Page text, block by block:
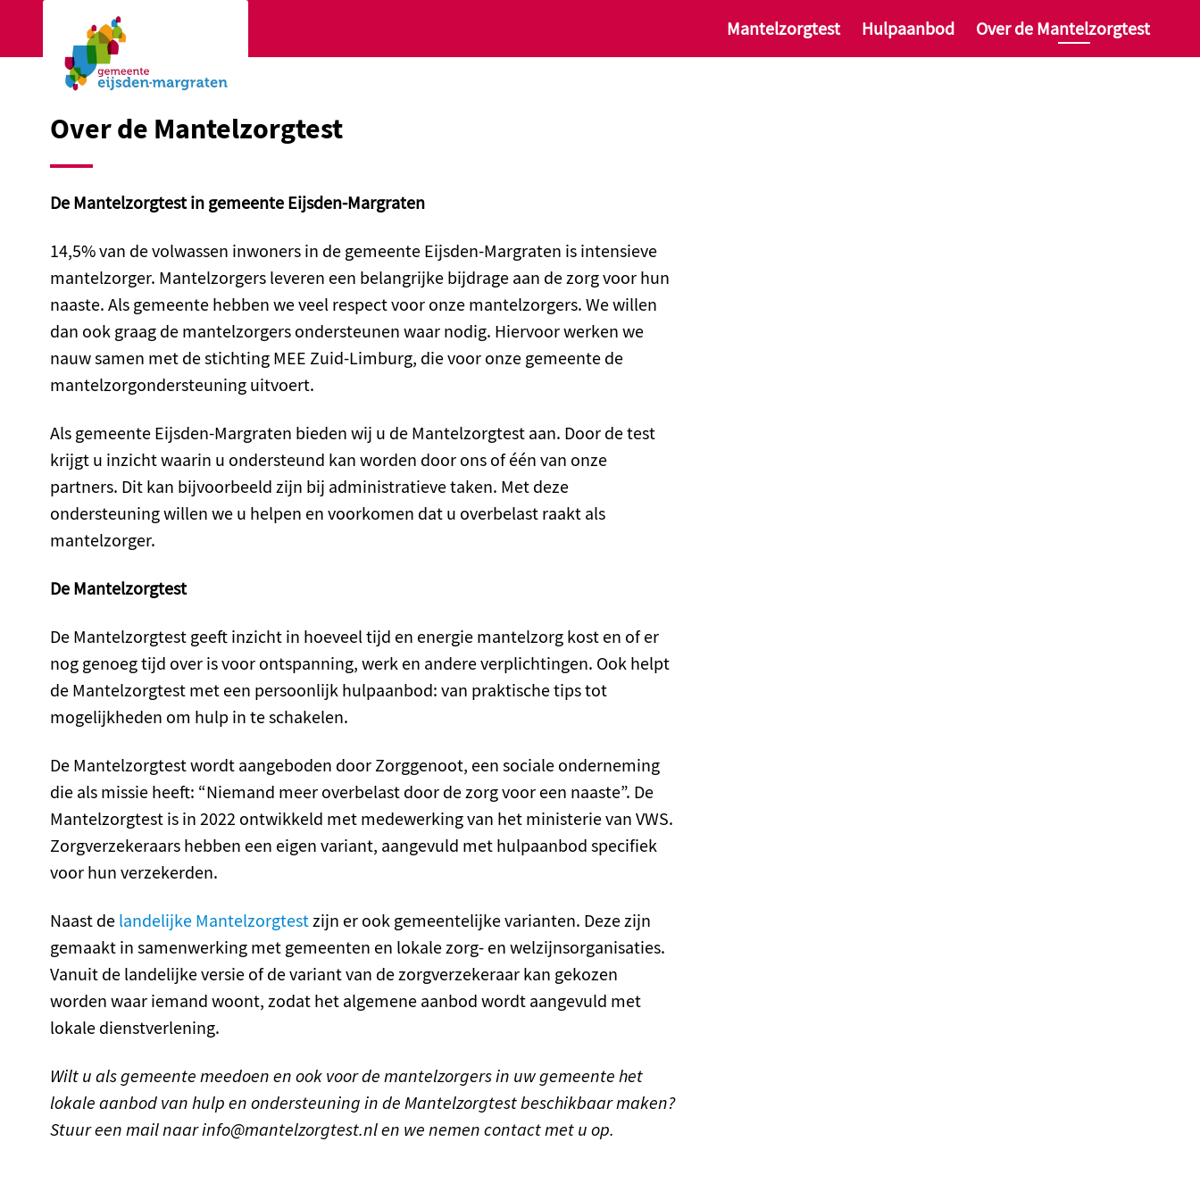
Ga naar de hoofdinhoud
Ga naar de homepage
Mantelzorgtest Hulpaanbod Over de Mantelzorgtest
Over de Mantelzorgtest
De Mantelzorgtest in gemeente Eijsden-Margraten
14,5% van de volwassen inwoners in de gemeente Eijsden-Margraten is intensieve
mantelzorger. Mantelzorgers leveren een belangrijke bijdrage aan de zorg voor hun
naaste. Als gemeente hebben we veel respect voor onze mantelzorgers. We willen
dan ook graag de mantelzorgers ondersteunen waar nodig. Hiervoor werken we
nauw samen met de stichting MEE Zuid-Limburg, die voor onze gemeente de
mantelzorgondersteuning uitvoert.
Als gemeente Eijsden-Margraten bieden wij u de Mantelzorgtest aan. Door de test
krijgt u inzicht waarin u ondersteund kan worden door ons of één van onze
partners. Dit kan bijvoorbeeld zijn bij administratieve taken. Met deze
ondersteuning willen we u helpen en voorkomen dat u overbelast raakt als
mantelzorger.
De Mantelzorgtest
De Mantelzorgtest geeft inzicht in hoeveel tijd en energie mantelzorg kost en of er
nog genoeg tijd over is voor ontspanning, werk en andere verplichtingen. Ook helpt
de Mantelzorgtest met een persoonlijk hulpaanbod: van praktische tips tot
mogelijkheden om hulp in te schakelen.
De Mantelzorgtest wordt aangeboden door Zorggenoot, een sociale onderneming
die als missie heeft: “Niemand meer overbelast door de zorg voor een naaste”. De
Mantelzorgtest is in 2022 ontwikkeld met medewerking van het ministerie van VWS.
Zorgverzekeraars hebben een eigen variant, aangevuld met hulpaanbod specifiek
voor hun verzekerden.
Naast de landelijke Mantelzorgtestzijn er ook gemeentelijke varianten. Deze zijn
gemaakt in samenwerking met gemeenten en lokale zorg- en welzijnsorganisaties.
Vanuit de landelijke versie of de variant van de zorgverzekeraar kan gekozen
worden waar iemand woont, zodat het algemene aanbod wordt aangevuld met
lokale dienstverlening.
Wilt u als gemeente meedoen en ook voor de mantelzorgers in uw gemeente het
lokale aanbod van hulp en ondersteuning in de Mantelzorgtest beschikbaar maken?
Stuur een mail naar info@mantelzorgtest.nl en we nemen contact met u op.